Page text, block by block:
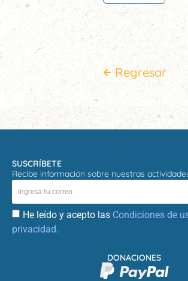
Regresar
SUSCRÍBETE
Recibe información sobre nuestras
He leído y acepto las Condiciones de
privacidad.
DONACIONES